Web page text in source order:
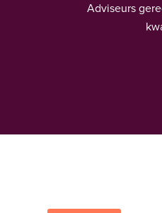
Adviseurs